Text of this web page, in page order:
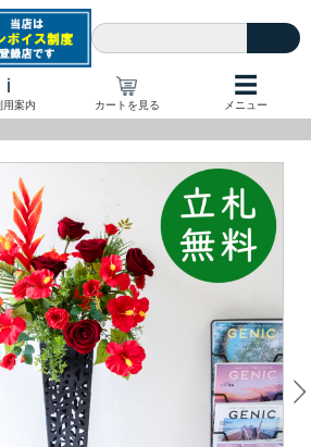
i
用案内 カートを見る
☰
メニュー